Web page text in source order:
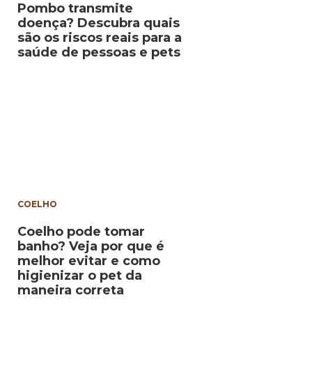
Pombo transmite
doença? Descubra quais
são os riscos reais para a
saúde de pessoas e pets
COELHO
Coelho pode tomar
banho? Veja por que é
melhor evitar e como
higienizar o pet da
maneira correta